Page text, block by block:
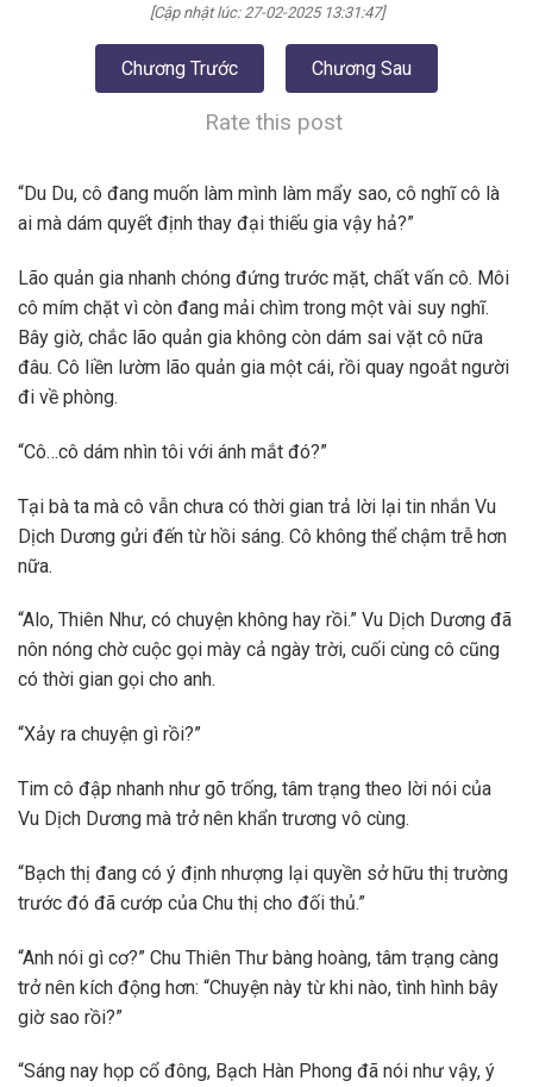
[Cập nhật lúc: 27-02-2025 13:31:47]
Chương Trước Chương Sau
Rate this post
“Du Du, cô đang muốn làm mình làm mẩy sao, cô nghĩ cô là
ai mà dám quyết định thay đại thiếu gia vậy hả?”
Lão quản gia nhanh chóng đứng trước mặt, chất vấn cô. Môi
cô mím chặt vì còn đang mải chìm trong một vài suy nghĩ.
Bây giờ, chắc lão quản gia không còn dám sai vặt cô nữa
đâu. Cô liền lườm lão quản gia một cái, rồi quay ngoắt người
đi về phòng.
“Cô…cô dám nhìn tôi với ánh mắt đó?”
Tại bà ta mà cô vẫn chưa có thời gian trả lời lại tin nhắn Vu
Dịch Dương gửi đến từ hồi sáng. Cô không thể chậm trễ hơn
nữa.
“Alo, Thiên Như, có chuyện không hay rồi.” Vu Dịch Dương đã
nôn nóng chờ cuộc gọi mày cả ngày trời, cuối cùng cô cũng
có thời gian gọi cho anh.
“Xảy ra chuyện gì rồi?”
Tim cô đập nhanh như gõ trống, tâm trạng theo lời nói của
Vu Dịch Dương mà trở nên khẩn trương vô cùng.
“Bạch thị đang có ý định nhượng lại quyền sở hữu thị trường
trước đó đã cướp của Chu thị cho đối thủ.”
“Anh nói gì cơ?” Chu Thiên Thư bàng hoàng, tâm trạng càng
trở nên kích động hơn: “Chuyện này từ khi nào, tình hình bây
giờ sao rồi?”
“Sáng nay họp cổ đông, Bạch Hàn Phong đã nói như vậy, ý